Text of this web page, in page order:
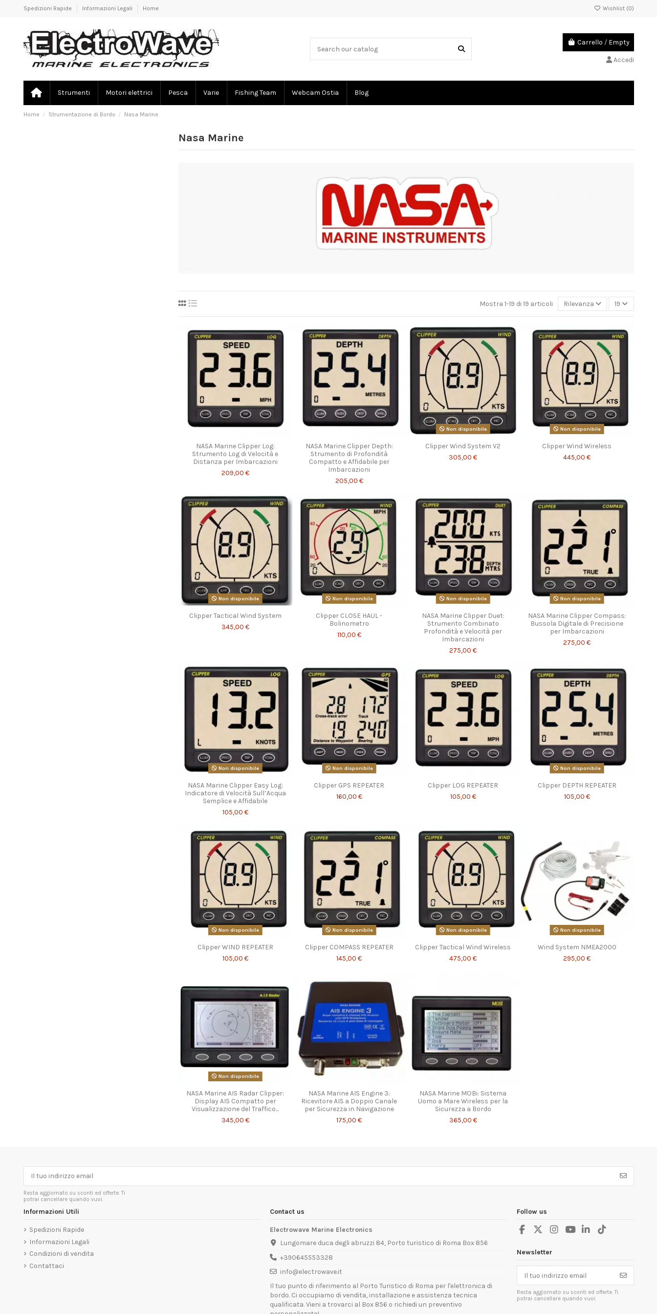
Spedizioni Rapide Informazioni Legali Home Wishlist (0)
Carrello / Empty
Accedi
Strumenti Motori elettrici Pesca Varie Fishing Team Webcam Ostia Blog
Home Strumentazione di Bordo Nasa Marine
Nasa Marine
Mostra 1-19 di 19 articoli Rilevanza 19
NASA Marine Clipper Log:
Strumento Log di Velocità e
Distanza per Imbarcazioni
209,00 €
NASA Marine Clipper Depth:
Strumento di Profondità
Compatto e Affidabile per
Imbarcazioni
205,00 €
Non disponibile
Clipper Wind System V2
305,00 €
Non disponibile
Clipper Wind Wireless
445,00 €
Non disponibile
Clipper Tactical Wind System
345,00 €
Non disponibile
Clipper CLOSE HAUL -
Bolinometro
110,00 €
Non disponibile
NASA Marine Clipper Duet:
Strumento Combinato
Profondità e Velocità per
Imbarcazioni
275,00 €
Non disponibile
NASA Marine Clipper Compass:
Bussola Digitale di Precisione
per Imbarcazioni
275,00 €
Non disponibile
NASA Marine Clipper Easy Log:
Indicatore di Velocità Sull’Acqua
Semplice e Affidabile
105,00 €
Non disponibile
Clipper GPS REPEATER
160,00 €
Clipper LOG REPEATER
105,00 €
Non disponibile
Clipper DEPTH REPEATER
105,00 €
Non disponibile
Clipper WIND REPEATER
105,00 €
Non disponibile
Clipper COMPASS REPEATER
145,00 €
Non disponibile
Clipper Tactical Wind Wireless
475,00 €
Non disponibile
Wind System NMEA2000
295,00 €
Non disponibile
NASA Marine AIS Radar Clipper:
Display AIS Compatto per
Visualizzazione del Traffico...
345,00 €
NASA Marine AIS Engine 3:
Ricevitore AIS a Doppio Canale
per Sicurezza in Navigazione
175,00 €
NASA Marine MOBi: Sistema
Uomo a Mare Wireless per la
Sicurezza a Bordo
365,00 €
Resta aggiornato su sconti ed offerte. Ti
potrai cancellare quando vuoi.
Informazioni Utili
Spedizioni Rapide
Informazioni Legali
Condizioni di vendita
Contattaci
Contact us
Electrowave Marine Electronics
Lungomare duca degli abruzzi 84, Porto turistico di Roma Box 856
+390645553328
info@electrowave.it
Il tuo punto di riferimento al Porto Turistico di Roma per l'elettronica di
bordo. Ci occupiamo di vendita, installazione e assistenza tecnica
qualificata. Vieni a trovarci al Box 856 o richiedi un preventivo
Follow us
Newsletter
Resta aggiornato su sconti ed offerte. Ti
potrai cancellare quando vuoi.